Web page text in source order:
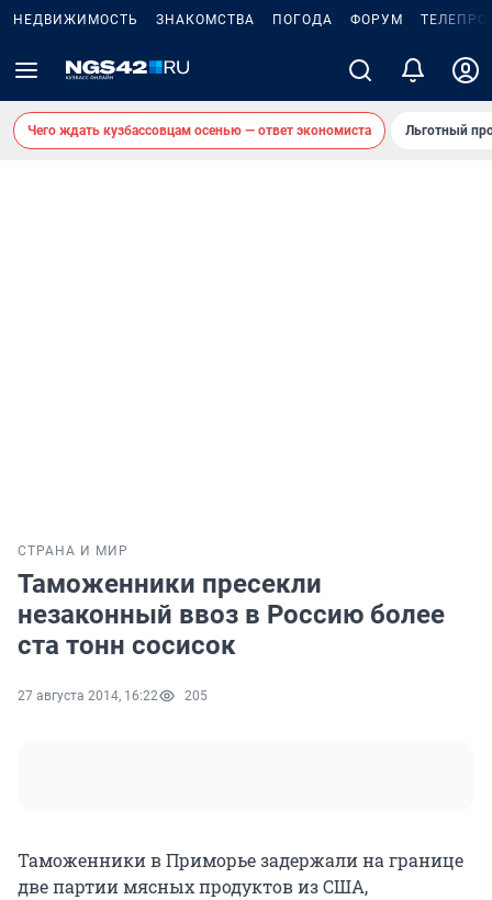
НЕДВИЖИМОСТЬ ЗНАКОМСТВА ПОГОДА ФОРУМ
Чего ждать кузбассовцам осенью — ответ экономиста Льготный
СТРАНА И МИР
Таможенники пресекли
незаконный ввоз в Россию более
ста тонн сосисок
27 августа 2014, 16:22 205
Таможенники в Приморье задержали на границе
две партии мясных продуктов из США,